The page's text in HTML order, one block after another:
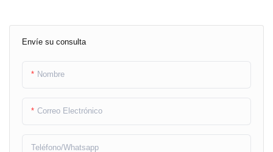
Envíe su consulta
Nombre
Correo Electrónico
Teléfono/whatsapp